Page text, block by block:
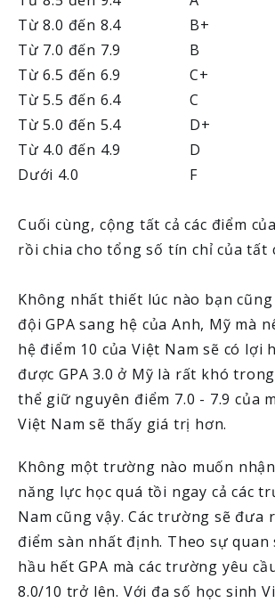
Từ 8.0 đến 8.4
B+
Từ 7.0 đến 7.9
B
Từ 6.5 đến 6.9
C+
Từ 5.5 đến 6.4
C
Từ 5.0 đến 5.4
D+
Từ 4.0 đến 4.9
D
Dưới 4.0
F
Cuối cùng, cộng tất cả các điểm
rồi chia cho tổng số tín chỉ của tất
Không nhất thiết lúc nào bạn
đội GPA sang hệ của Anh, Mỹ mà
hệ điểm 10 của Việt Nam sẽ có lợi
được GPA 3.0 ở Mỹ là rất khó
thể giữ nguyên điểm 7.0 - 7.9 của
Việt Nam sẽ thấy giá trị hơn.
Không một trường nào muốn
năng lực học quá tồi ngay cả các
Nam cũng vậy. Các trường sẽ đưa
điểm sàn nhất định. Theo sự quan
hầu hết GPA mà các trường yêu
8.0/10 trở lên. Với đa số học sinh